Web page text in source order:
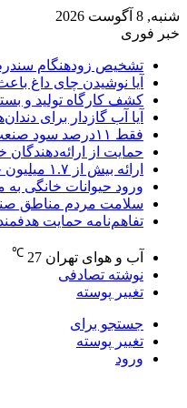
شنبه, 8 آگوست 2026
خبر فوری
تشخیص زودهنگام
آیا نوشیدن چای داغ
کشف کارگاه تولید و
آیا آب گازدار برای
فقط ۱۱‌درصد سود صنعت دارو تبدیل به نقدینگی شده است
حمایت از
ارائه بیش از ۱.۷ میلیون خدمت به زائران اربعین/ استقرار پزشک خانواده در ۶۴ شهرستان
ورود حیوانات خانگی
سلامت مردم مناطق
تفاهم‌نامه حمایت
آب و هوای تهران 27
℃
نوشته تصادفی
تغییر پوسته
جستجو برای
تغییر پوسته
ورود